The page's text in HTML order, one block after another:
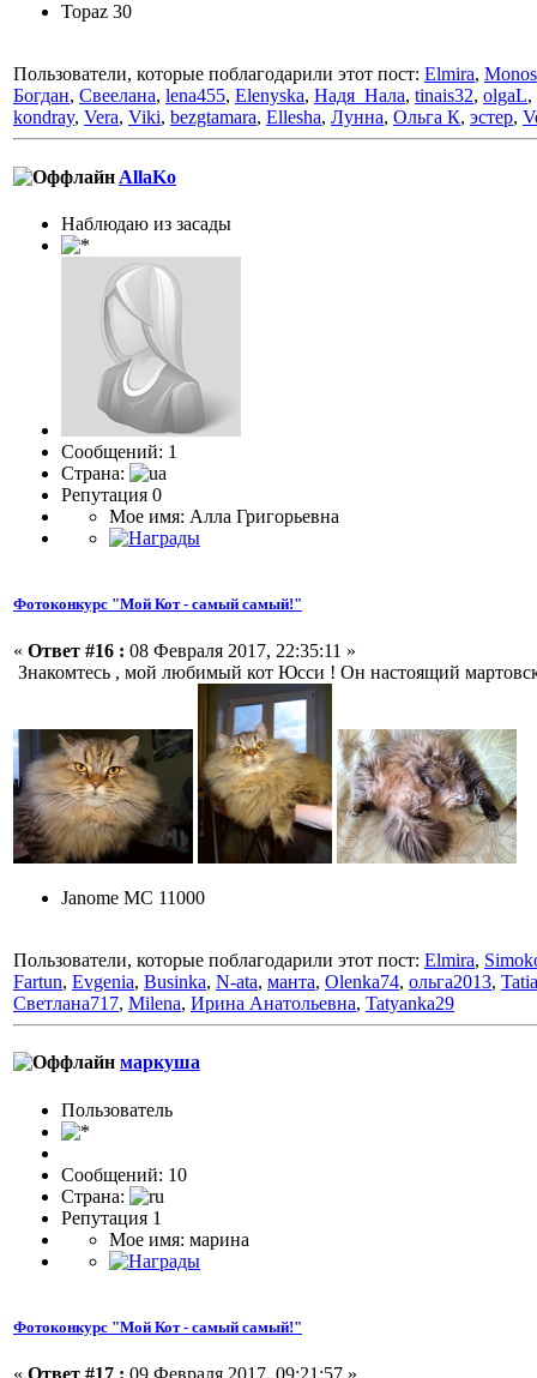
Topaz 30
Пользователи, которые поблагодарили этот пост: Elmira,
Богдан, Свеелана, lena455, Elenyska, Надя_Нала, tinais32, olgaL,
kondray, Vera, Viki, bezgtamara, Ellesha, Лунна, Ольга К, эстер,
AllaKo
Наблюдаю из засады
Сообщений: 1
Страна:
Репутация 0
Мое имя: Алла Григорьевна
Фотоконкурс "Мой Кот - самый самый!"
« Ответ #16 : 08 Февраля 2017, 22:35:11 »
Знакомтесь , мой любимый кот Юсси ! Он настоящий
Janome MC 11000
Пользователи, которые поблагодарили этот пост: Elmira,
Fartun, Evgenia, Businka, N-ata, манта, Olenka74, ольга2013,
Светлана717, Milena, Ирина Анатольевна, Tatyanka29
маркуша
Пользоватeль
Сообщений: 10
Страна:
Репутация 1
Мое имя: марина
Фотоконкурс "Мой Кот - самый самый!"
« Ответ #17 : 09 Февраля 2017, 09:21:57 »